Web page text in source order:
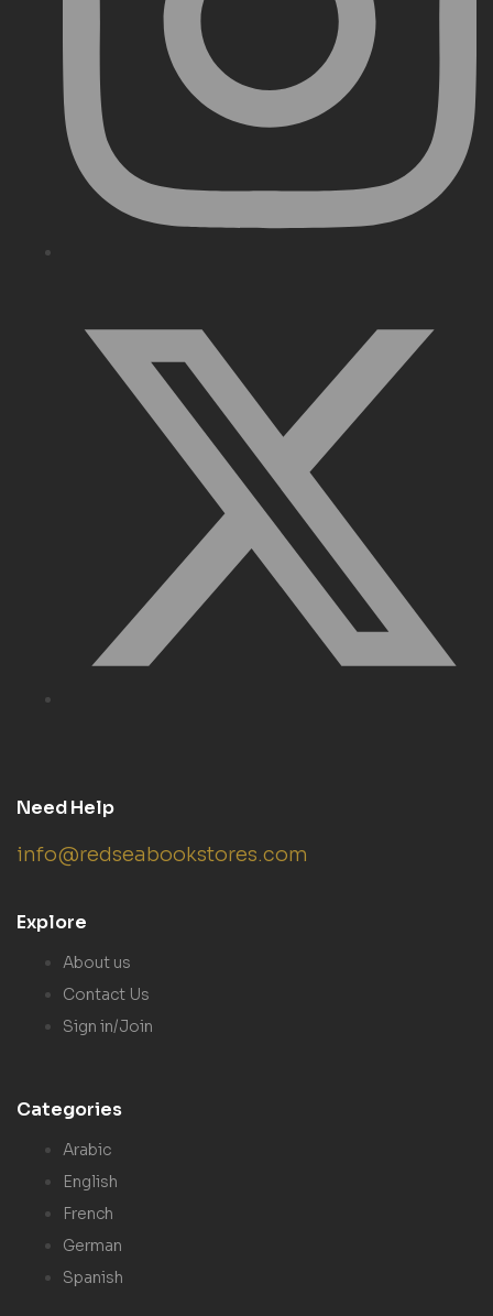
Need Help
info@redseabookstores.com
Explore
About us
Contact Us
Sign in/Join
Categories
Arabic
English
French
German
Spanish